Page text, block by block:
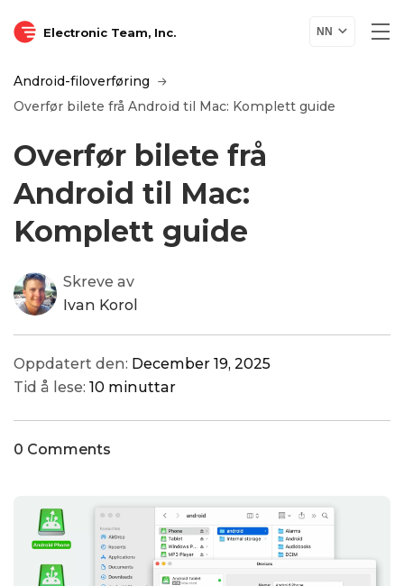
Electronic Team, Inc. NN
Android-filoverføring
Overfør bilete frå Android til Mac: Komplett guide
Overfør bilete frå
Android til Mac:
Komplett guide
Skreve av
Ivan Korol
Oppdatert den: December 19, 2025
Tid å lese: 10 minuttar
0 Comments